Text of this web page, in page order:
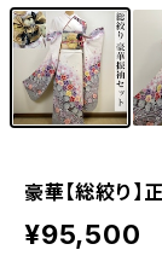
豪華【総絞り
¥95,500